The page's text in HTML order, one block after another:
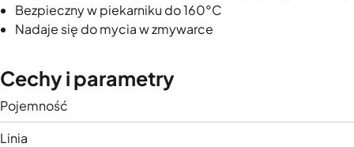
Bezpieczny w piekarniku do 160°C
Nadaje się do mycia w zmywarce
Cechy i parametry
Pojemność
Linia